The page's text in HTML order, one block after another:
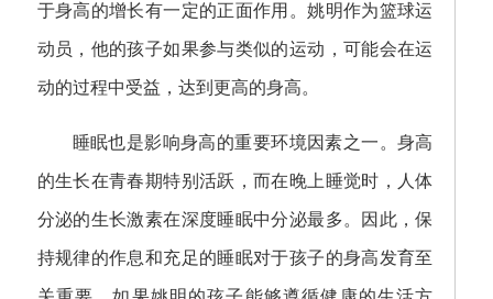
于身高的增长有一定的正面作用。姚明作为篮球运
动员，他的孩子如果参与类似的运动，可能会在运
动的过程中受益，达到更高的身高。
睡眠也是影响身高的重要环境因素之一。身高
的生长在青春期特别活跃，而在晚上睡觉时，人体
分泌的生长激素在深度睡眠中分泌最多。因此，保
持规律的作息和充足的睡眠对于孩子的身高发育至